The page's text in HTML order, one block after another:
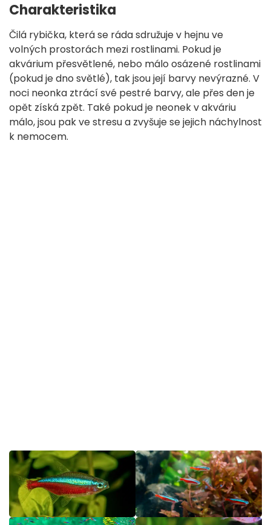
Charakteristika
Čilá rybička, která se ráda sdružuje v hejnu ve
volných prostorách mezi rostlinami. Pokud je
akvárium přesvětlené, nebo málo osázené rostlinami
(pokud je dno světlé), tak jsou její barvy nevýrazné. V
noci neonka ztrácí své pestré barvy, ale přes den je
opět získá zpět. Také pokud je neonek v akváriu
málo, jsou pak ve stresu a zvyšuje se jejich náchylnost
k nemocem.